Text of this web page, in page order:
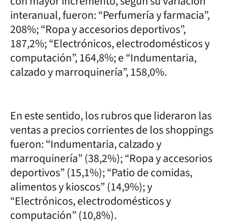
interanual, fueron: “Perfumería y farmacia”,
208%; “Ropa y accesorios deportivos”,
187,2%; “Electrónicos, electrodomésticos y
computación”, 164,8%; e “Indumentaria,
calzado y marroquinería”, 158,0%.
En este sentido, los rubros que lideraron las
ventas a precios corrientes de los shoppings
fueron: “Indumentaria, calzado y
marroquinería” (38,2%); “Ropa y accesorios
deportivos” (15,1%); “Patio de comidas,
alimentos y kioscos” (14,9%); y
“Electrónicos, electrodomésticos y
computación” (10,8%).